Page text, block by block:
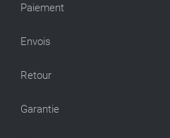
Paiement
Envois
Retour
Garantie